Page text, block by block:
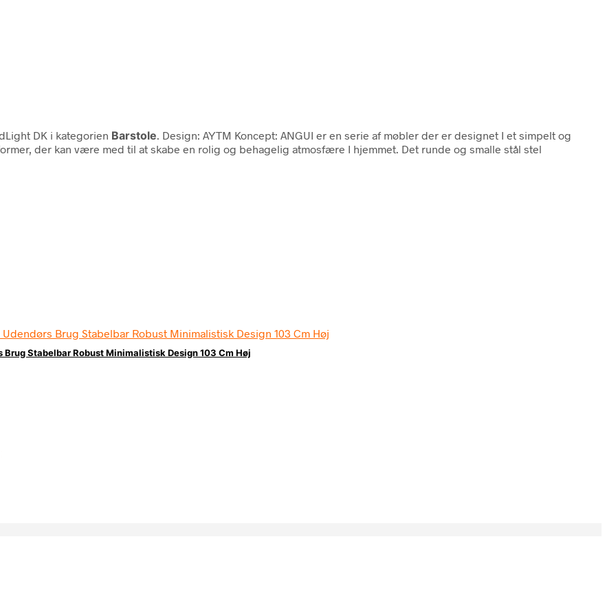
DK i kategorien Barstole . Design: AYTM Koncept: ANGUI er en serie af møbler der er designet I et simpelt og
der kan være med til at skabe en rolig og behagelig atmosfære I hjemmet. Det runde og smalle stål stel
Stabelbar Robust Minimalistisk Design 103 Cm Høj